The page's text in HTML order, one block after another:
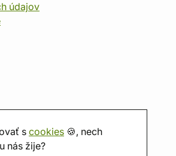
s cookies 🍪, nech
nás žije?
údajov